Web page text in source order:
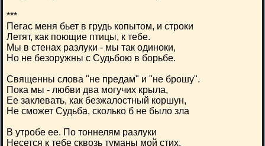
***
Пегас меня бьет в грудь копытом, и строки
Летят, как поющие птицы, к тебе.
Мы в стенах разлуки - мы так одиноки,
Но не безоружны с Судьбою в борьбе.
Священны слова "не предам" и "не брошу".
Пока мы - любви два могучих крыла,
Ее заклевать, как безжалостный коршун,
Не сможет Судьба, сколько б не было зла
В утробе ее. По тоннелям разлуки
Несется к тебе сквозь туманы мой стих.